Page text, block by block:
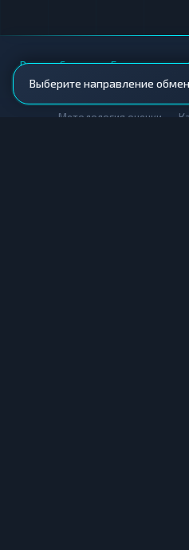
Выберите направление
Вики • Города • Безопасность
AML-
Методология оценки